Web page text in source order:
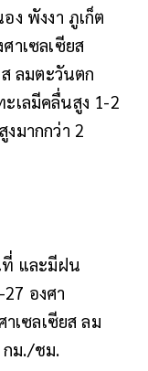
ง พังงา ภูเก็ต
าเซลเซียส
ลมตะวันตก
ะเลมีคลื่นสูง 1-2
มากกว่า 2
และมีฝน
องศา
เซลเซียส ลม
กม./ชม.